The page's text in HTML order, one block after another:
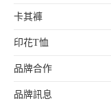
卡其褲
印花T恤
品牌合作
品牌訊息